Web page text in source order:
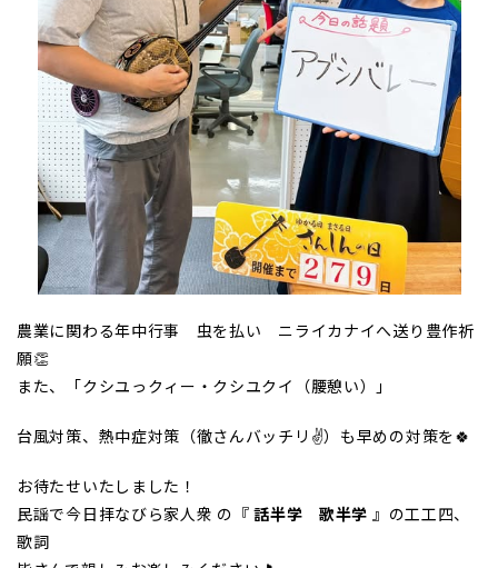
農業に関わる年中行事 虫を払い ニライカナイへ送り豊作祈
願👏
また、「クシユっクィー・クシユクイ（腰憩い）」
台風対策、熱中症対策（徹さんバッチリ✌）も早めの対策を🍀
お待たせいたしました！
民謡で今日拝なびら家人衆 の『話半学 歌半学 』の工工四、
歌詞